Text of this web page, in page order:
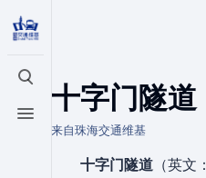
打开/关闭搜索
打开/关闭菜单
十字门隧道
来自珠海交通维基
十字门隧道 （英文：